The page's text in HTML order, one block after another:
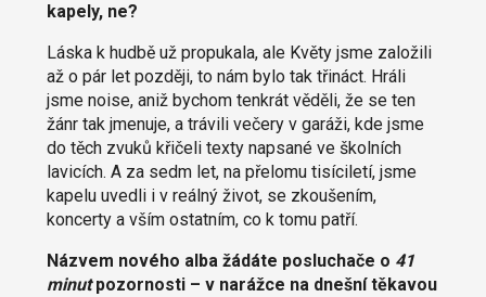
kapely, ne?
Láska k hudbě už propukala, ale Květy jsme založili
až o pár let později, to nám bylo tak třináct. Hráli
jsme noise, aniž bychom tenkrát věděli, že se ten
žánr tak jmenuje, a trávili večery v garáži, kde jsme
do těch zvuků křičeli texty napsané ve školních
lavicích. A za sedm let, na přelomu tisíciletí, jsme
kapelu uvedli i v reálný život, se zkoušením,
koncerty a vším ostatním, co k tomu patří.
Názvem nového alba žádáte posluchače o 41
minutpozornosti – v narážce na dnešní těkavou